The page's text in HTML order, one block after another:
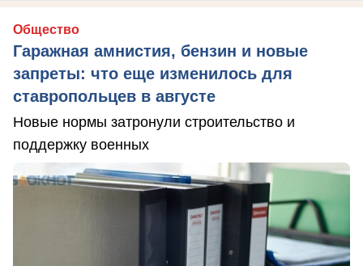
Общество
Гаражная амнистия, бензин и новые
запреты: что еще изменилось для
ставропольцев в августе
Новые нормы затронули строительство и
поддержку военных